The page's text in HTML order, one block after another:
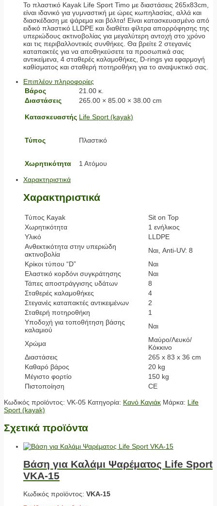
Το πλαστικό Kayak Life Sport Timo με διαστάσεις 265x83cm,
είναι ιδανικό για γυμναστική με ώρες κωπηλασίας, αλλά και
διασκέδαση με ψάρεμα και βόλτα! Είναι κατασκευασμένο από
ειδικό πλαστικό LLDPE και διαθέτει φίλτρα απορρόφησης της
υπεριώδους ακτινοβολίας για μεγαλύτερη αντοχή στο χρόνο
και τις περιβαλλοντικές συνθήκες. Θα βρείτε 2 στεγανές
καταπακτές για να αποθηκεύσετε τα προσωπικά σας
αντικείμενα, 4 σταθερές καλαμοθήκες, D-rings για εφαρμογή
καθίσματος και σταθερή ποτηροθήκη για το αναψυκτικό σας.
Επιπλέον πληροφορίες
Βάρος
21.00 κ.
Διαστάσεις
265.00 × 85.00 × 38.00 cm
Κατασκευαστής Life Sport (kayak)
Τύπος Πλαστικό
Χωρητικότητα 1 Ατόμου
Χαρακτηριστικά
Χαρακτηριστικά
Τύπος Kayak
Sit on Top
Χωρητικότητα
1 ενήλικος
Υλικό
LLDPE
Ανθεκτικότητα στην υπεριώδη
ακτινοβολία
Ναι, Anti-UV: 8
Κρίκοι τύπου “D”
Ναι
Ελαστικό κορδόνι συγκράτησης
Ναι
Τάπες αποστράγγισης υδάτων
8
Σταθερές καλαμοθήκες
4
Στεγανές καταπακτές αντικειμένων
2
Σταθερή ποτηροθήκη
1
Υποδοχή για τοποθήτηση βάσης
καλαμιού
Ναι
Χρώμα
Μαύρο/Λευκό/
Κόκκινο
Διαστάσεις
265 x 83 x 36 cm
Καθαρό βάρος
20 kg
Μέγιστο φορτίο
150 kg
Πιστοποίηση
CE
Κωδικός προϊόντος: VK-05 Κατηγορία: Κανό Καγιάκ Μάρκα: Life
Sport (kayak)
Σχετικά προϊόντα
Βάση για Kαλάμι Ψαρέματος Life Sport
VKA-15
Κωδικός προϊόντος: VKA-15